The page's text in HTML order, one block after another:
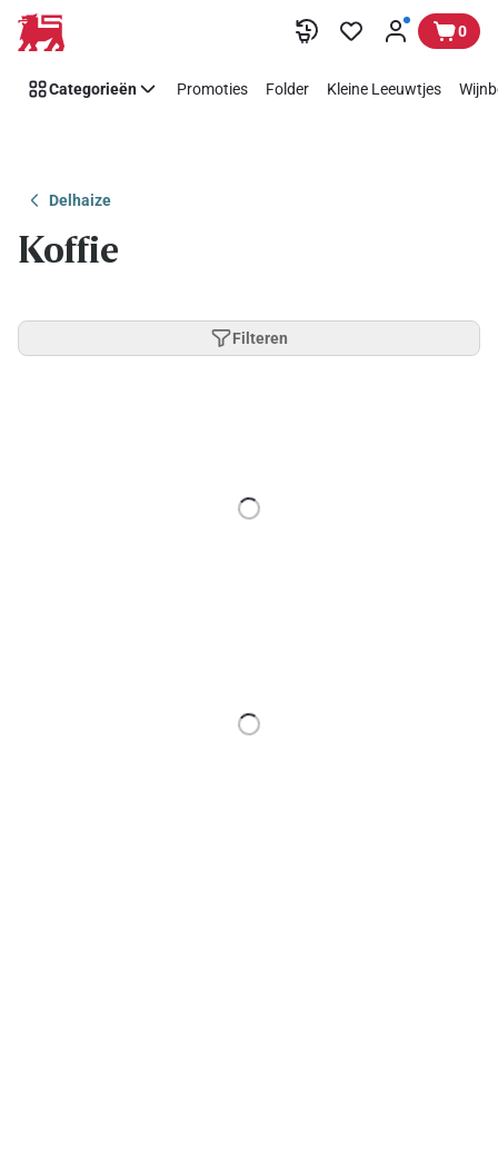
Overslaan 0
Categorieën Promoties Folder Kleine Leeuwtjes
Delhaize
Koffie
Filteren